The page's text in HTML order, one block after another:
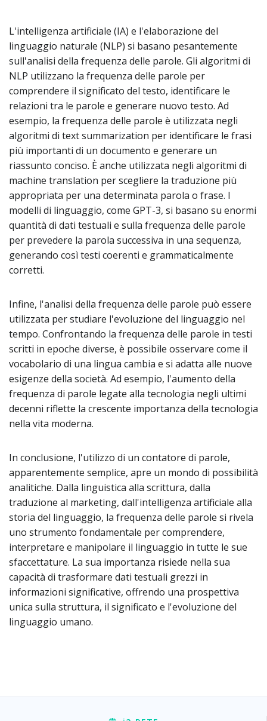
L'intelligenza artificiale (IA) e l'elaborazione del
linguaggio naturale (NLP) si basano pesantemente
sull'analisi della frequenza delle parole. Gli algoritmi di
NLP utilizzano la frequenza delle parole per
comprendere il significato del testo, identificare le
relazioni tra le parole e generare nuovo testo. Ad
esempio, la frequenza delle parole è utilizzata negli
algoritmi di text summarization per identificare le frasi
più importanti di un documento e generare un
riassunto conciso. È anche utilizzata negli algoritmi di
machine translation per scegliere la traduzione più
appropriata per una determinata parola o frase. I
modelli di linguaggio, come GPT-3, si basano su enormi
quantità di dati testuali e sulla frequenza delle parole
per prevedere la parola successiva in una sequenza,
generando così testi coerenti e grammaticalmente
corretti.
Infine, l'analisi della frequenza delle parole può essere
utilizzata per studiare l'evoluzione del linguaggio nel
tempo. Confrontando la frequenza delle parole in testi
scritti in epoche diverse, è possibile osservare come il
vocabolario di una lingua cambia e si adatta alle nuove
esigenze della società. Ad esempio, l'aumento della
frequenza di parole legate alla tecnologia negli ultimi
decenni riflette la crescente importanza della tecnologia
nella vita moderna.
In conclusione, l'utilizzo di un contatore di parole,
apparentemente semplice, apre un mondo di possibilità
analitiche. Dalla linguistica alla scrittura, dalla
traduzione al marketing, dall'intelligenza artificiale alla
storia del linguaggio, la frequenza delle parole si rivela
uno strumento fondamentale per comprendere,
interpretare e manipolare il linguaggio in tutte le sue
sfaccettature. La sua importanza risiede nella sua
capacità di trasformare dati testuali grezzi in
informazioni significative, offrendo una prospettiva
unica sulla struttura, il significato e l'evoluzione del
linguaggio umano.